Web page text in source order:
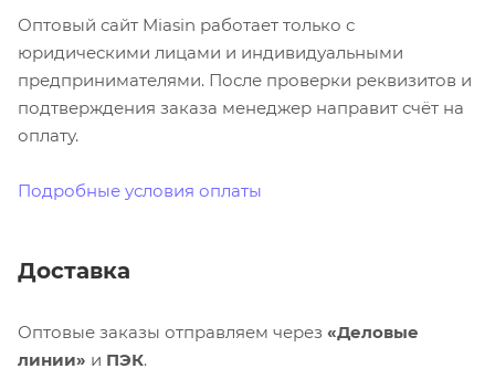
Оптовый сайт Miasin работает только с
юридическими лицами и индивидуальными
предпринимателями. После проверки реквизитов и
подтверждения заказа менеджер направит счёт на
оплату.
Подробные условия оплаты
Доставка
Оптовые заказы отправляем через «Деловые
линии» и ПЭК.